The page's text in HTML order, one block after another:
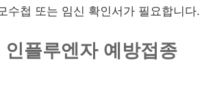
수첩 또는 임신 확인서가 필요합니다.
인플루엔자 예방접종